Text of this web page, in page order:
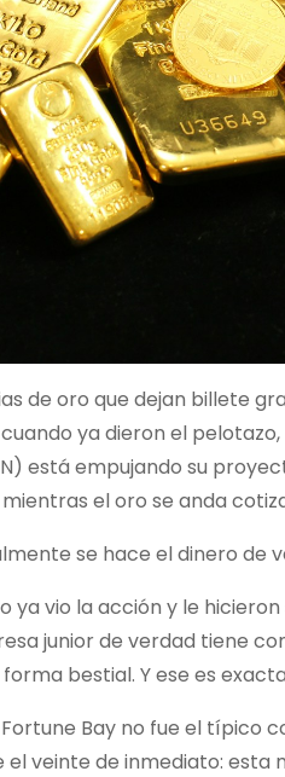
de oro que dejan billete
ya dieron el
está empujando su
el oro se anda
se hace el dinero de
ya vio la acción y le hicieron
junior de verdad tiene
bestial. Y ese es
Bay no fue el típico
veinte de inmediato: esta